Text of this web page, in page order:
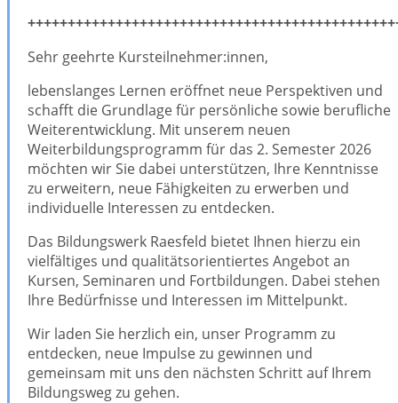
Sehr geehrte Kursteilnehmer:innen,
lebenslanges Lernen eröffnet neue Perspektiven und
schafft die Grundlage für persönliche sowie berufliche
Weiterentwicklung. Mit unserem neuen
Weiterbildungsprogramm für das 2. Semester 2026
möchten wir Sie dabei unterstützen, Ihre Kenntnisse
zu erweitern, neue Fähigkeiten zu erwerben und
individuelle Interessen zu entdecken.
Das Bildungswerk Raesfeld bietet Ihnen hierzu ein
vielfältiges und qualitätsorientiertes Angebot an
Kursen, Seminaren und Fortbildungen. Dabei stehen
Ihre Bedürfnisse und Interessen im Mittelpunkt.
Wir laden Sie herzlich ein, unser Programm zu
entdecken, neue Impulse zu gewinnen und
gemeinsam mit uns den nächsten Schritt auf Ihrem
Bildungsweg zu gehen.